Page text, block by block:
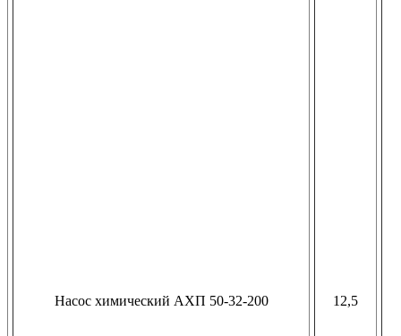
Насос химический АХП 50-32-200 12,5